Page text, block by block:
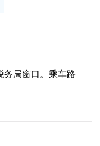
务局窗口。乘车路